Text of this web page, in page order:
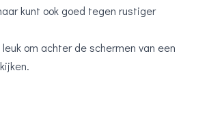
kunt ook goed tegen rustiger
om achter de schermen van een